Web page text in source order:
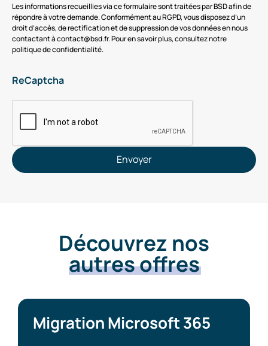
Les informations recueillies via ce formulaire sont traitées par BSD afin de
répondre à votre demande. Conformément au RGPD, vous disposez d’un
droit d’accès, de rectification et de suppression de vos données en nous
contactant à contact@bsd.fr. Pour en savoir plus, consultez notre
politique de confidentialité.
ReCaptcha
Envoyer
Découvrez nos
autres offres
Migration Microsoft 365